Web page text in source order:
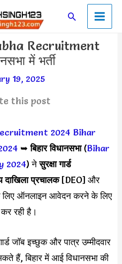
SearchMain
Menu
Recruitment
में भर्ती
19, 2025
this post
2024 Bihar
➥बिहार विधानसभा(Bihar
2024) नेसुरक्षा गार्ड
दाखिला प्रचालक[DEO] और
ऑनलाइन आवेदन करने के लिए
कर रही है।
जॉब इच्छुक और पात्र उम्मीदवार
हैं, बिहार में आई विधानसभा की